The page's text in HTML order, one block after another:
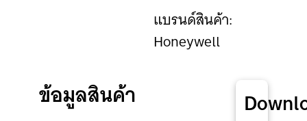
แบรนด์สินค้า:
Honeywell
ข้อมูลสินค้า